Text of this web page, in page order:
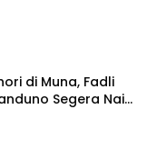
di Muna, Fadli
Segera Naik
Nasional